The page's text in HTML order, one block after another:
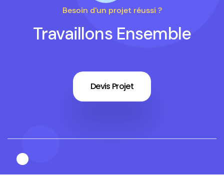
Besoin d'un projet réussi ?
Travaillons Ensemble
Devis Projet